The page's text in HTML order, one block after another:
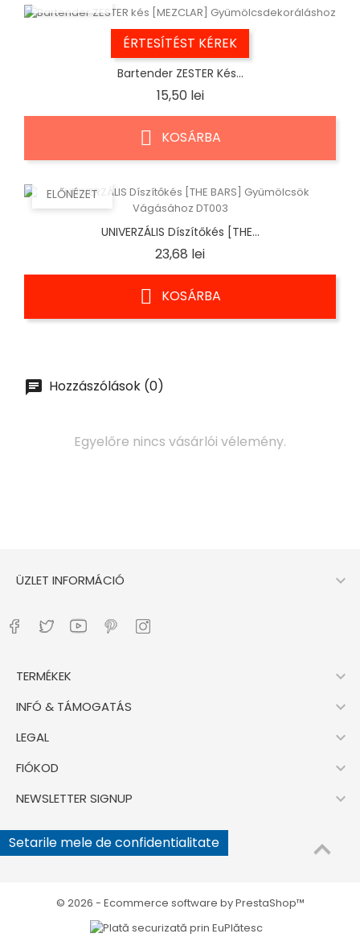
ÉRTESÍTÉST KÉREK
Bartender ZESTER Kés...
15,50 leiÁr
KOSÁRBA
ELŐNÉZET
UNIVERZÁLIS Díszítőkés [THE...
23,68 leiÁr
KOSÁRBA
Hozzászólások (0)
Egyelőre nincs vásárlói vélemény.
ÜZLET INFORMÁCIÓ 
TERMÉKEK 
INFÓ & TÁMOGATÁS 
LEGAL 
FIÓKOD 
NEWSLETTER SIGNUP 
Setarile mele de confidentialitate
© 2026 - Ecommerce software by PrestaShop™